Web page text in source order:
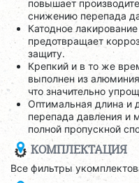
повышает
снижению перепада
Катодное
предотвращает
защиту.
Крепкий и в то же
выполнен из
что значительно
Оптимальная длина и
перепада давления и
полной пропускной
КОМПЛЕКТАЦИЯ
Все фильтры